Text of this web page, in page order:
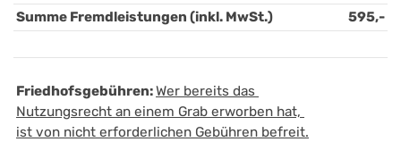
Summe Fremdleistungen (inkl. MwSt.) 595,-
Friedhofsgebühren: Wer bereits das
Nutzungsrecht an einem Grab erworben hat,
ist von nicht erforderlichen Gebühren befreit.